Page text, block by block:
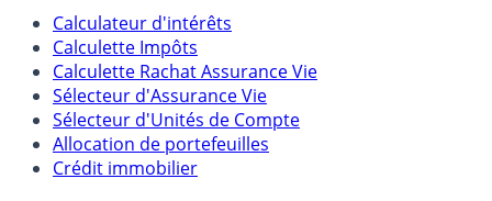
Calculateur d'intérêts
Calculette Impôts
Calculette Rachat Assurance Vie
Sélecteur d'Assurance Vie
Sélecteur d'Unités de Compte
Allocation de portefeuilles
Crédit immobilier